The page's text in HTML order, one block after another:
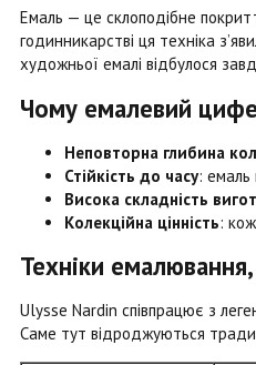
Емаль — це склоподібне
годинникарстві ця техніка
художньої емалі відбулося
Чому емалевий
Неповторна глибина
Стійкість до часу: емаль
Висока складність
Колекційна цінність:
Техніки
Ulysse Nardin співпрацює з
Саме тут відроджуються